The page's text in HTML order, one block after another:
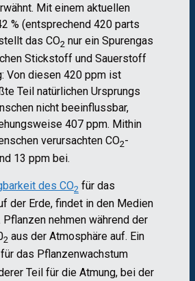
Mit einem aktuellen
% (entsprechend 420 parts
das CO2 nur ein Spurengas
Stickstoff und Sauerstoff
Von diesen 420 ppm ist
Teil natürlichen Ursprungs
nicht beeinflussbar,
407 ppm. Mithin
verursachten CO2-
13 ppm bei.
des CO2 für das
der Erde, findet in den Medien
Pflanzen nehmen während der
2 aus der Atmosphäre auf. Ein
das Pflanzenwachstum
Teil für die Atmung, bei der